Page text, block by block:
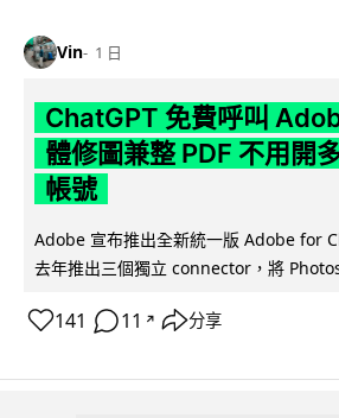
Vin 1 日
ChatGPT 免費呼叫
體修圖兼整 PDF 不用開
帳號
Adobe 宣布推出全新統一版 Adobe for
去年推出三個獨立 connector，將
141 11 ↗ 分享